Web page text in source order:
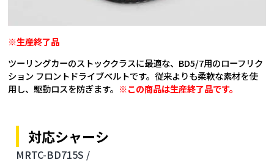
※生産終了品
ツーリングカーのストッククラスに最適な、BD5/7用のローフリク
ション フロントドライブベルトです。従来よりも柔軟な素材を使
用し、駆動ロスを防ぎます。 ※この商品は生産終了品です。
対応シャーシ
MRTC-BD715S /